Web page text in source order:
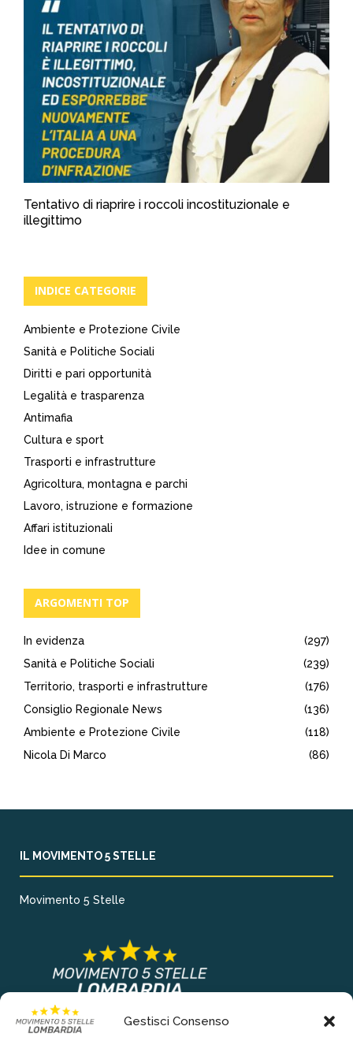
Gestisci Consenso
Tentativo di riaprire i roccoli incostituzionale e
illegittimo
INDICE CATEGORIE
Ambiente e Protezione Civile
Sanità e Politiche Sociali
Diritti e pari opportunità
Legalità e trasparenza
Antimafia
Cultura e sport
Trasporti e infrastrutture
Agricoltura, montagna e parchi
Lavoro, istruzione e formazione
Affari istituzionali
Idee in comune
ARGOMENTI TOP
In evidenza
(297)
Sanità e Politiche Sociali
(239)
Territorio, trasporti e infrastrutture
(176)
Consiglio Regionale News
(136)
Ambiente e Protezione Civile
(118)
Nicola Di Marco
(86)
IL MOVIMENTO 5 STELLE
Movimento 5 Stelle
COLLEGAMENTI PRINCIPALI